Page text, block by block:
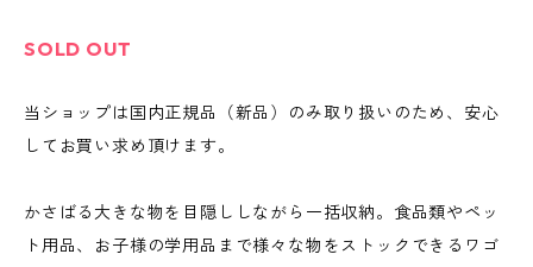
SOLD OUT
当ショップは国内正規品（新品）のみ取り扱いのため、安心
してお買い求め頂けます。
かさばる大きな物を目隠ししながら一括収納。食品類やペッ
ト用品、お子様の学用品まで様々な物をストックできるワゴ